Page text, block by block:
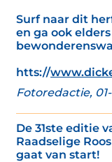
Surf naar dit
en ga ook
htts://
Fotoredactie, 01-
De 31ste editie
Raadselige
gaat van start!